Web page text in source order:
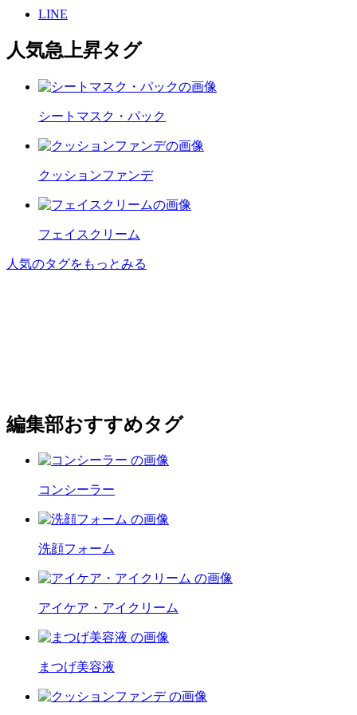
LINE
人気急上昇タグ
シートマスク・パック
クッションファンデ
フェイスクリーム
人気のタグをもっとみる
編集部おすすめタグ
コンシーラー
洗顔フォーム
アイケア・アイクリーム
まつげ美容液